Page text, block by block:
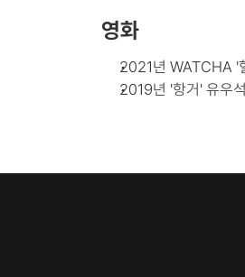
영화
2021년 WATCHA '
2019년 '항거' 유우